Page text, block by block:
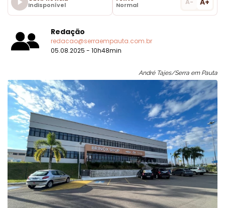
Indisponível
Normal
A- A+
Redação
redacao@serraempauta.com.br
05.08.2025 - 10h48min
André Tajes/Serra em Pauta